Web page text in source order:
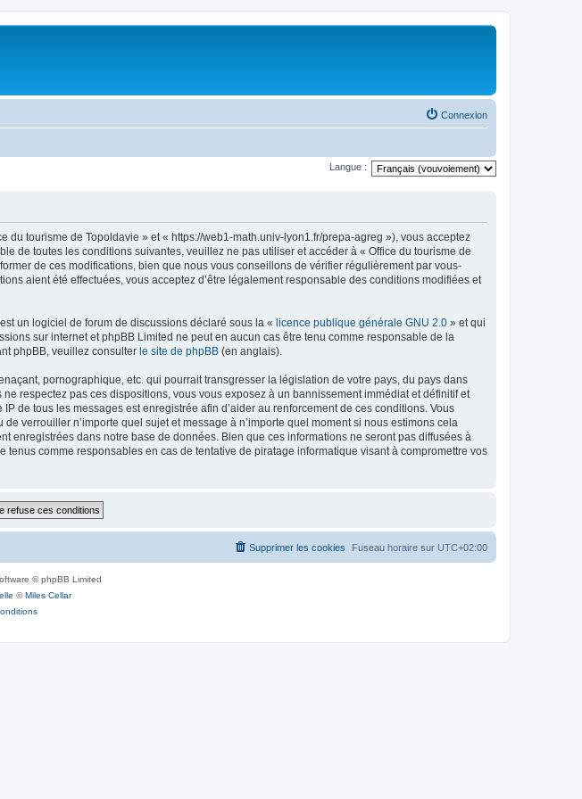
Connexion
Langue :
tourisme de Topoldavie » et « https://web1-math.univ-lyon1.fr/prepa-agreg »), vous acceptez
de toutes les conditions suivantes, veuillez ne pas utiliser et accéder à « Office du tourisme de
de ces modifications, bien que nous vous conseillons de vérifier régulièrement par vous-
aient été effectuées, vous acceptez d’être légalement responsable des conditions modifiées et
un logiciel de forum de discussions déclaré sous la « licence publique générale GNU 2.0 » et qui
sur internet et phpBB Limited ne peut en aucun cas être tenu comme responsable de la
phpBB, veuillez consulter le site de phpBB (en anglais).
pornographique, etc. qui pourrait transgresser la législation de votre pays, du pays dans
respectez pas ces dispositions, vous vous exposez à un bannissement immédiat et définitif et
de tous les messages est enregistrée afin d’aider au renforcement de ces conditions. Vous
verrouiller n’importe quel sujet et message à n’importe quel moment si nous estimons cela
enregistrées dans notre base de données. Bien que ces informations ne seront pas diffusées à
comme responsables en cas de tentative de piratage informatique visant à compromettre vos
Fuseau horaire sur UTC+02:00
Supprimer les cookies
© phpBB Limited
©Miles Cellar